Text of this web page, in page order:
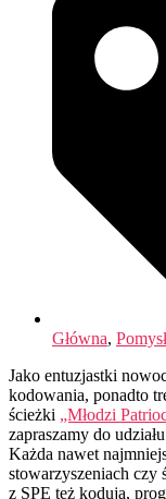
Główna,
Jako entuzjastki
kodowania, ponadto
ścieżki „Młodzi
zapraszamy do
Każda nawet
stowarzyszeniach czy
z SPE też kodują,